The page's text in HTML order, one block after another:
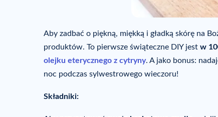
Aby zadbać o piękną, miękką i gładką skórę na
produktów. To pierwsze świąteczne DIY jest w
olejku eterycznego z cytryny. A jako bonus:
noc podczas sylwestrowego wieczoru!
Składniki: